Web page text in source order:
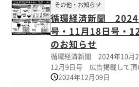
油用の電動式ドラムポンプ
削液の循環ろ過専用（J-Fシ
（センサ式液面計・エア式
面計）・シンナーやアセト
式・電動式ドラムポンプ（
対策用（ウイングポンプシ
ズ）・液体加熱用（HTJシリ
ナップを掲載させて頂いて
循環経済新聞
号・11月18日号・
のお知らせ
その他・お知らせ
循環経済新聞 2024年10月
12月9日号 広告掲載して頂い
ラム缶・容器の中身を見え
2024年12月09日